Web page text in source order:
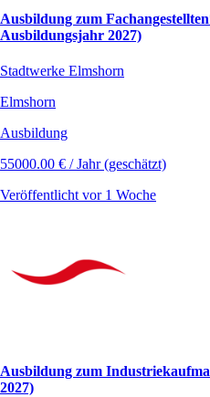
Ausbildung zum
Ausbildungsjahr 2027)
Stadtwerke Elmshorn
Elmshorn
Ausbildung
55000.00 € / Jahr (geschätzt)
Veröffentlicht vor 1 Woche
Ausbildung zum
2027)